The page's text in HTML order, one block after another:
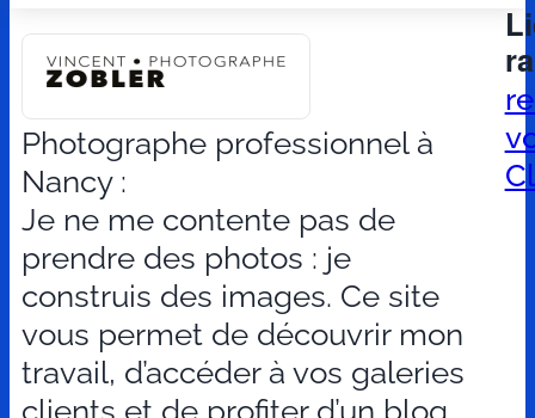
Photographe professionnel à
Nancy :
Je ne me contente pas de
prendre des photos : je
construis des images. Ce site
vous permet de découvrir mon
travail, d’accéder à vos galeries
clients et de profiter d’un blog